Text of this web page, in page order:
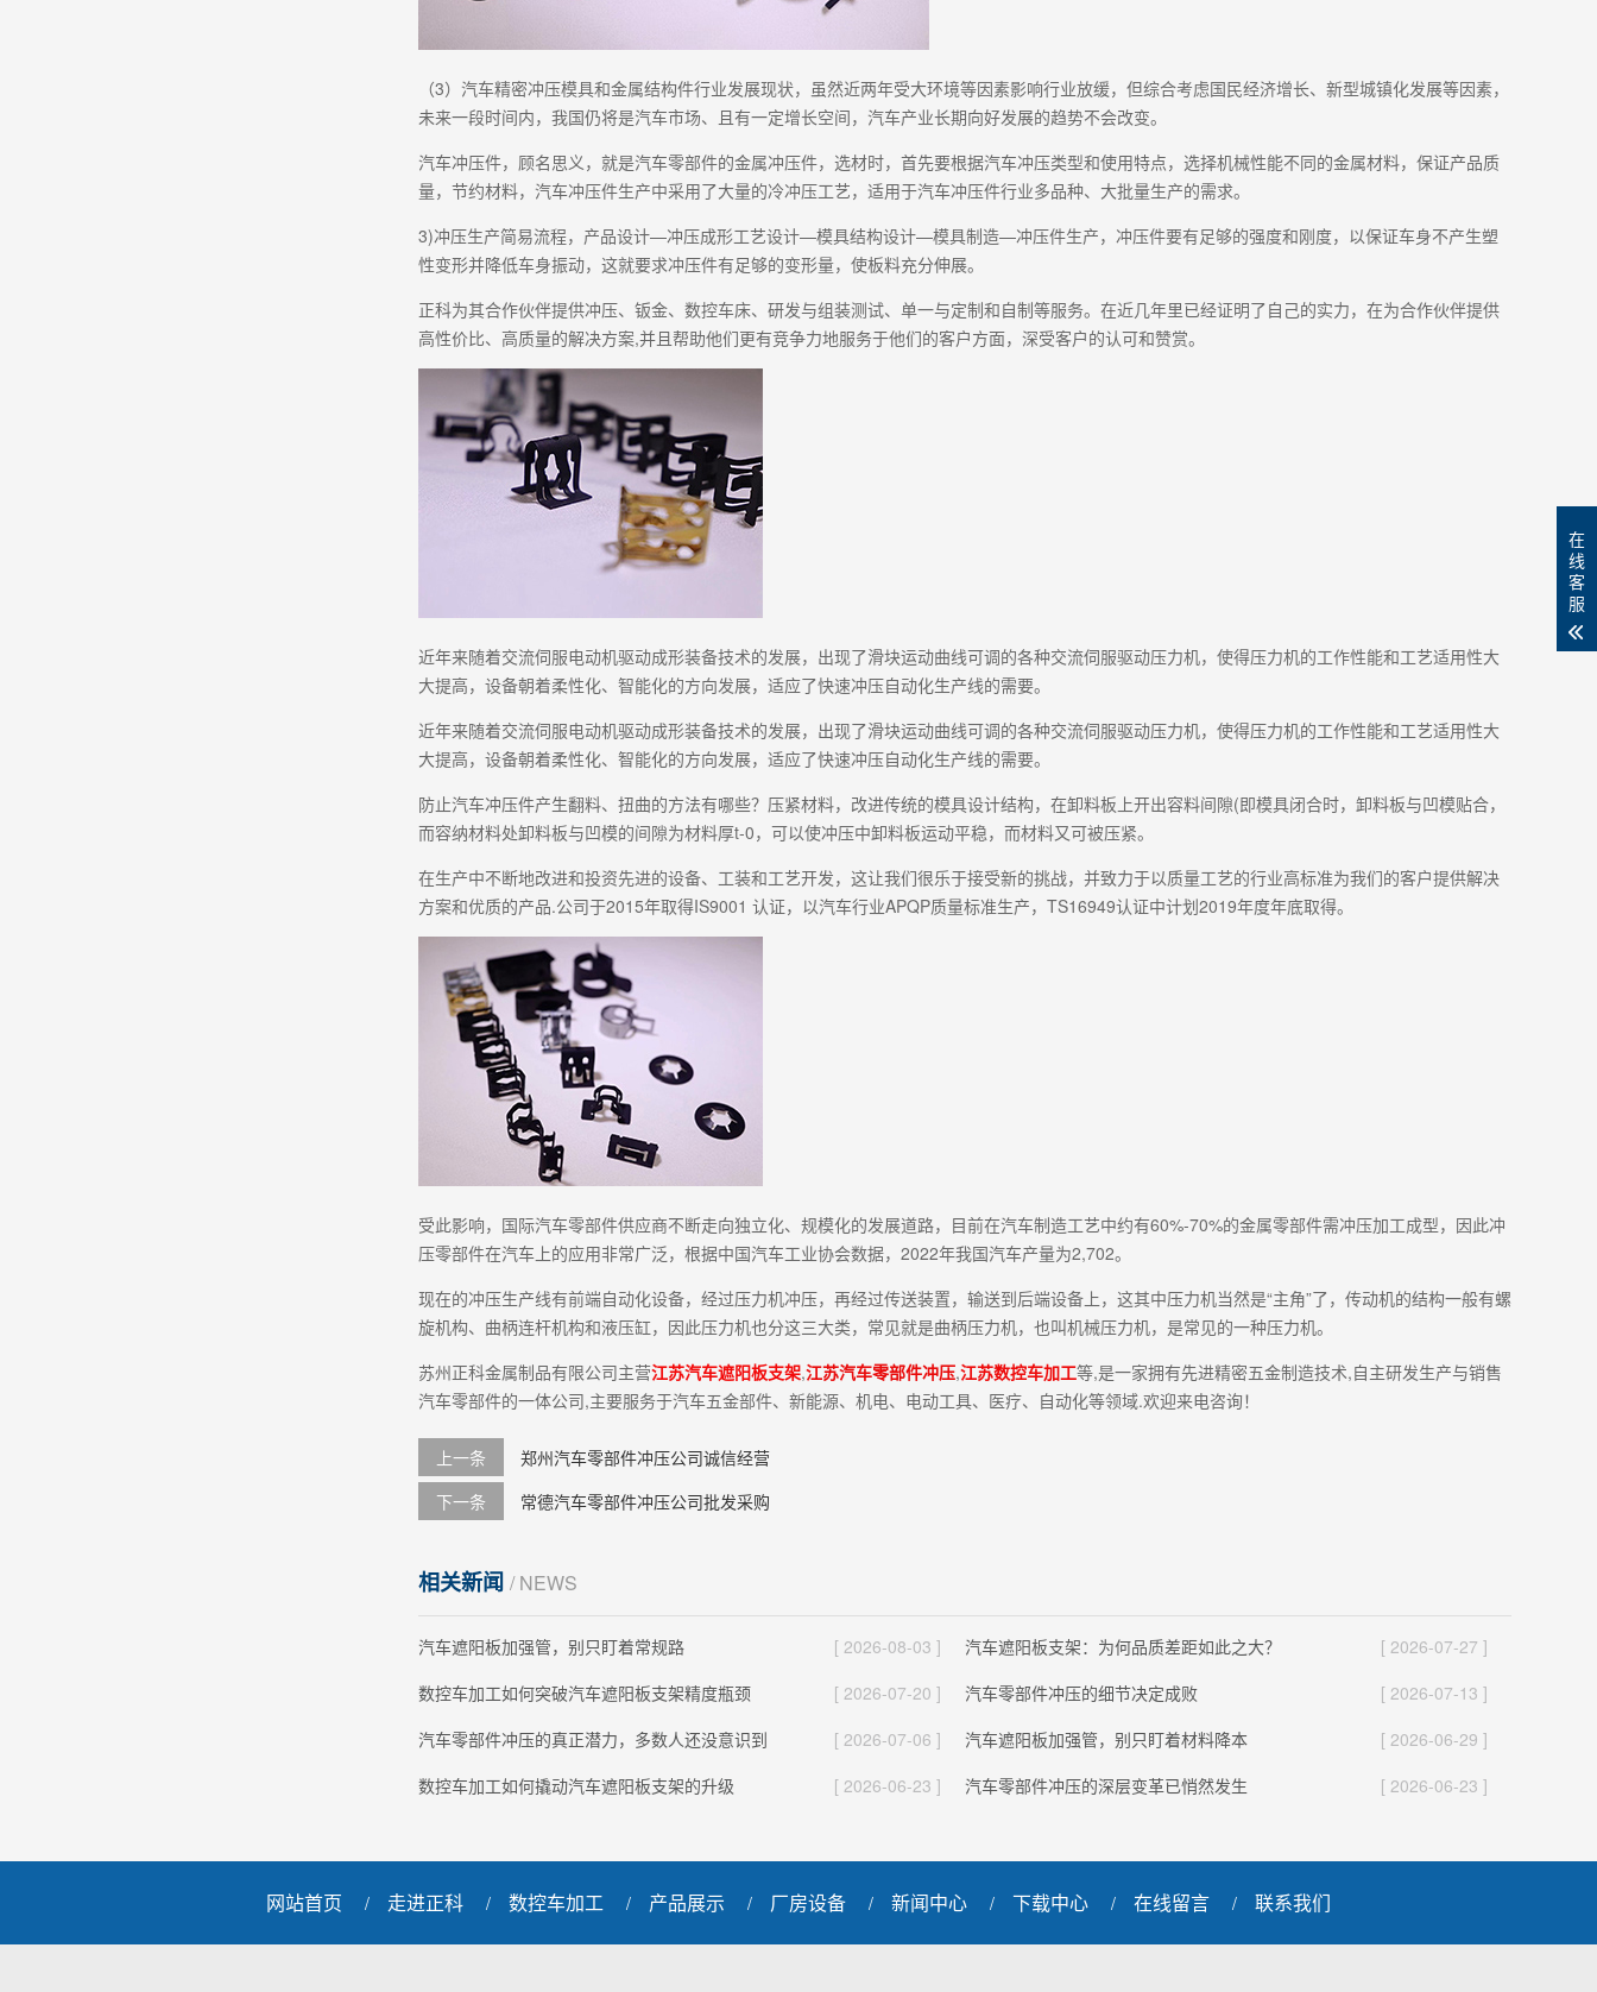
（3）汽车精密冲压模具和金属结构件行业发展现状，虽然近两年受大环境等因素影响行业放缓，但综合考虑国民经济增长、新型城镇化发展等因素，
未来一段时间内，我国仍将是汽车市场、且有一定增长空间，汽车产业长期向好发展的趋势不会改变。
汽车冲压件，顾名思义，就是汽车零部件的金属冲压件，选材时，首先要根据汽车冲压类型和使用特点，选择机械性能不同的金属材料，保证产品质
量，节约材料，汽车冲压件生产中采用了大量的冷冲压工艺，适用于汽车冲压件行业多品种、大批量生产的需求。
3)冲压生产简易流程，产品设计—冲压成形工艺设计—模具结构设计—模具制造—冲压件生产，冲压件要有足够的强度和刚度，以保证车身不产生塑
性变形并降低车身振动，这就要求冲压件有足够的变形量，使板料充分伸展。
正科为其合作伙伴提供冲压、钣金、数控车床、研发与组装测试、单一与定制和自制等服务。在近几年里已经证明了自己的实力，在为合作伙伴提供
高性价比、高质量的解决方案,并且帮助他们更有竞争力地服务于他们的客户方面，深受客户的认可和赞赏。
近年来随着交流伺服电动机驱动成形装备技术的发展，出现了滑块运动曲线可调的各种交流伺服驱动压力机，使得压力机的工作性能和工艺适用性大
大提高，设备朝着柔性化、智能化的方向发展，适应了快速冲压自动化生产线的需要。
近年来随着交流伺服电动机驱动成形装备技术的发展，出现了滑块运动曲线可调的各种交流伺服驱动压力机，使得压力机的工作性能和工艺适用性大
大提高，设备朝着柔性化、智能化的方向发展，适应了快速冲压自动化生产线的需要。
防止汽车冲压件产生翻料、扭曲的方法有哪些？压紧材料，改进传统的模具设计结构，在卸料板上开出容料间隙(即模具闭合时，卸料板与凹模贴合，
而容纳材料处卸料板与凹模的间隙为材料厚t-0，可以使冲压中卸料板运动平稳，而材料又可被压紧。
在生产中不断地改进和投资先进的设备、工装和工艺开发，这让我们很乐于接受新的挑战，并致力于以质量工艺的行业高标准为我们的客户提供解决
方案和优质的产品.公司于2015年取得IS9001 认证，以汽车行业APQP质量标准生产，TS16949认证中计划2019年度年底取得。
受此影响，国际汽车零部件供应商不断走向独立化、规模化的发展道路，目前在汽车制造工艺中约有60%-70%的金属零部件需冲压加工成型，因此冲
压零部件在汽车上的应用非常广泛，根据中国汽车工业协会数据，2022年我国汽车产量为2,702。
现在的冲压生产线有前端自动化设备，经过压力机冲压，再经过传送装置，输送到后端设备上，这其中压力机当然是“主角”了，传动机的结构一般有螺
旋机构、曲柄连杆机构和液压缸，因此压力机也分这三大类，常见就是曲柄压力机，也叫机械压力机，是常见的一种压力机。
苏州正科金属制品有限公司主营江苏汽车遮阳板支架,江苏汽车零部件冲压,江苏数控车加工等,是一家拥有先进精密五金制造技术,自主研发生产与销售
汽车零部件的一体公司,主要服务于汽车五金部件、新能源、机电、电动工具、医疗、自动化等领域.欢迎来电咨询！
上一条
郑州汽车零部件冲压公司诚信经营
下一条
常德汽车零部件冲压公司批发采购
相关新闻 / NEWS
汽车遮阳板加强管，别只盯着常规路 [ 2026-08-03 ] 汽车遮阳板支架：为何品质差距如此之大？
[ 2026-07-27 ]
数控车加工如何突破汽车遮阳板支架精度瓶颈
[ 2026-07-20 ] 汽车零部件冲压的细节决定成败
[ 2026-07-13 ]
汽车零部件冲压的真正潜力，多数人还没意识到
[ 2026-07-06 ] 汽车遮阳板加强管，别只盯着材料降本
[ 2026-06-29 ]
数控车加工如何撬动汽车遮阳板支架的升级
[ 2026-06-23 ] 汽车零部件冲压的深层变革已悄然发生 [ 2026-06-23 ]
网站首页 / 走进正科 / 数控车加工 / 产品展示 / 厂房设备 / 新闻中心 / 下载中心 / 在线留言 / 联系我们
在
线
客
服